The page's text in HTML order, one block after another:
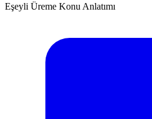
Eşeyli Üreme Konu Anlatımı